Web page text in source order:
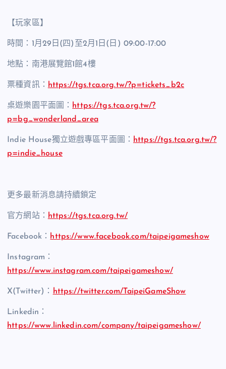
【玩家區】
時間：1月29日(四)至2月1日(日) 09:00-17:00
地點：南港展覽館1館4樓
票種資訊： https://tgs.tca.org.tw/?p=tickets_b2c
桌遊樂園平面圖： https://tgs.tca.org.tw/?
p=bg_wonderland_area
Indie House獨立遊戲專區平面圖： https://tgs.tca.org.tw/?
p=indie_house
更多最新消息請持續鎖定
官方網站： https://tgs.tca.org.tw/
Facebook： https://www.facebook.com/taipeigameshow
Instagram：
https://www.instagram.com/taipeigameshow/
X(Twitter)： https://twitter.com/TaipeiGameShow
Linkedin：
https://www.linkedin.com/company/taipeigameshow/